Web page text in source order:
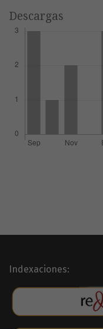
Descargas
Indexaciones: